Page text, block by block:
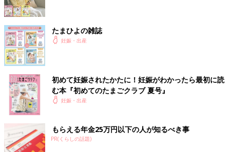
たまひよの雑誌
妊娠・出産
初めて妊娠されたかたに！妊娠がわかったら最初に読
む本『初めてのたまごクラブ 夏号』
妊娠・出産
もらえる年金25万円以下の人が知るべき事
PR(くらしの話題)